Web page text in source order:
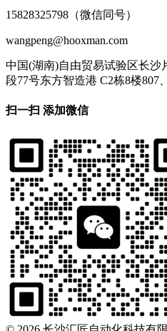
15828325798（微信同号）
wangpeng@hooxman.com
中国(湖南)自由贸易试验区长沙
段77号东方智造港 C2栋8楼807
扫一扫 添加微信